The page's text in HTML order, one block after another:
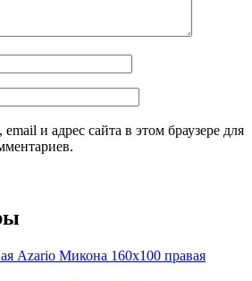
и адрес сайта в этом браузере для